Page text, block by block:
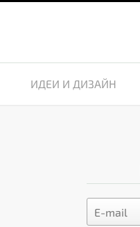
ИДЕИ И ДИЗАЙН